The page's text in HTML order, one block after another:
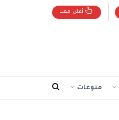
أعلن معنا
منوعات